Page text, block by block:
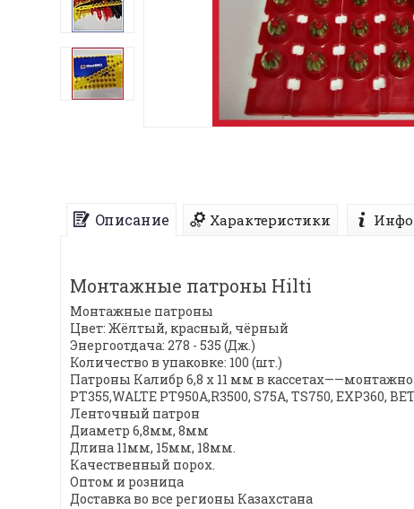
Описание Характеристики
Монтажные патроны Hilti
Монтажные патроны
Цвет: Жёлтый, красный, чёрный
Энергоотдача: 278 - 535 (Дж.)
Количество в упаковке: 100 (шт.)
Патроны Калибр 6,8 x 11 мм в
PT355,WALTE РТ950А,R3500, S75A, TS750, EXP360,
Ленточный патрон
Диаметр 6,8мм, 8мм
Длина 11мм, 15мм, 18мм.
Качественный порох.
Оптом и розница
Доставка во все регионы Казахстана